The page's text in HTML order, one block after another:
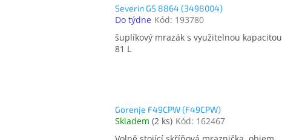
Severin GS 8864 (3498004)
Do týdne Kód: 193780
šuplíkový mrazák s využitelnou kapacitou
81 L
Gorenje F49CPW (F49CPW)
Skladem (2 ks) Kód: 162467